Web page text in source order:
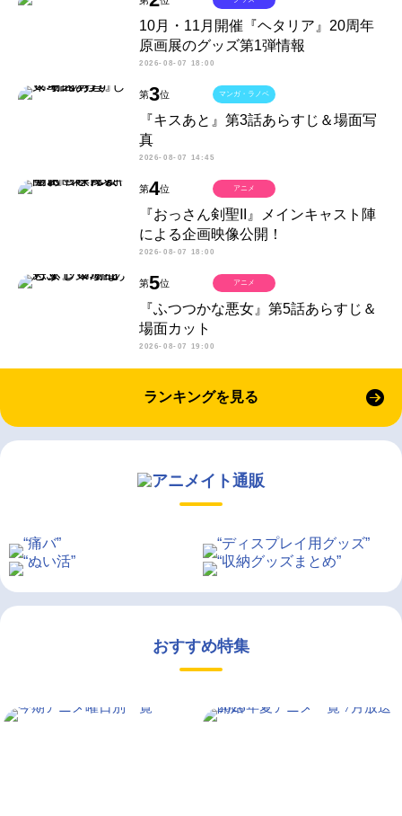
10月・11月開催『ヘタリア』20周年
原画展のグッズ第1弾情報
2026-08-07 18:00
第3位
『キスあと』第3話あらすじ＆場面写
真
2026-08-07 14:45
マンガ・ラノベ
第4位
『おっさん剣聖II』メインキャスト陣
による企画映像公開！
2026-08-07 18:00
アニメ
第5位
『ふつつかな悪女』第5話あらすじ＆
場面カット
2026-08-07 19:00
アニメ
ランキングを見る
おすすめ特集